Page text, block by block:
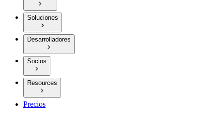
Soluciones
Desarrolladores
Socios
Resources
Precios